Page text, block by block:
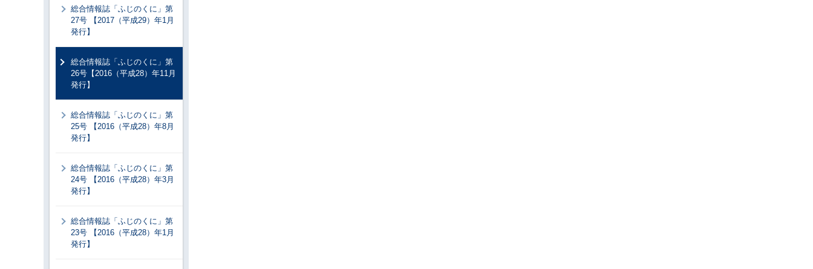
総合情報誌「ふじのくに」第
27号 【2017（平成29）年1月
発行】
総合情報誌「ふじのくに」第
26号【2016（平成28）年11月
発行】
総合情報誌「ふじのくに」第
25号 【2016（平成28）年8月
発行】
総合情報誌「ふじのくに」第
24号 【2016（平成28）年3月
発行】
総合情報誌「ふじのくに」第
23号 【2016（平成28）年1月
発行】